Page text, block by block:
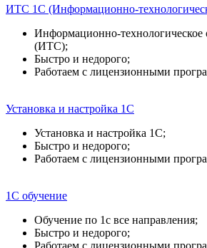
ИТС 1С (Информационно-
Информационно-
(ИТС);
Быстро и недорого;
Работаем с лицензионными
Установка и настройка 1С
Установка и настройка 1С;
Быстро и недорого;
Работаем с лицензионными
1С обучение
Обучение по 1с все направления;
Быстро и недорого;